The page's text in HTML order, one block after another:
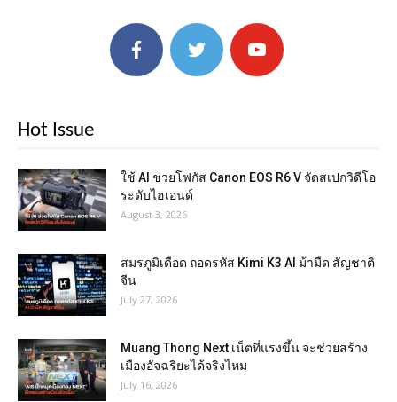
Hot Issue
ใช้ AI ช่วยโฟกัส Canon EOS R6 V จัดสเปกวิดีโอ
ระดับไฮเอนด์
August 3, 2026
สมรภูมิเดือด ถอดรหัส Kimi K3 AI ม้ามืด สัญชาติ
จีน
July 27, 2026
Muang Thong Next เน็ตที่แรงขึ้น จะช่วยสร้าง
เมืองอัจฉริยะได้จริงไหม
July 16, 2026